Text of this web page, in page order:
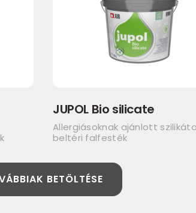
JUPOL Bio silicate
Allergiásoknak ajánlott
beltéri falfesték
BETÖLTÉSE